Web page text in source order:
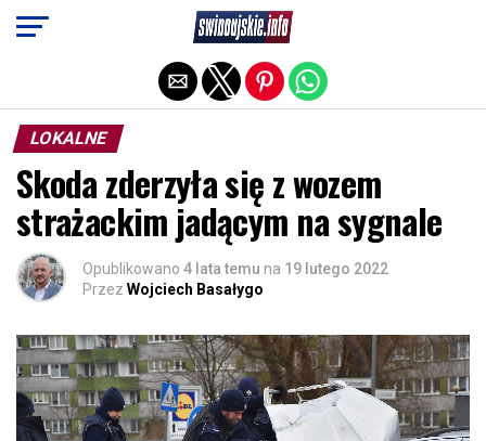
LOKALNE
Skoda zderzyła się z wozem
strażackim jadącym na sygnale
Opublikowano 4 lata temu na 19 lutego 2022
Przez Wojciech Basałygo
Exit mobile version